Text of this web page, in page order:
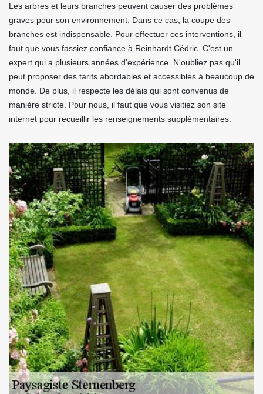
Les arbres et leurs branches peuvent causer des problèmes
graves pour son environnement. Dans ce cas, la coupe des
branches est indispensable. Pour effectuer ces interventions, il
faut que vous fassiez confiance à Reinhardt Cédric. C'est un
expert qui a plusieurs années d'expérience. N'oubliez pas qu'il
peut proposer des tarifs abordables et accessibles à beaucoup de
monde. De plus, il respecte les délais qui sont convenus de
manière stricte. Pour nous, il faut que vous visitiez son site
internet pour recueillir les renseignements supplémentaires.